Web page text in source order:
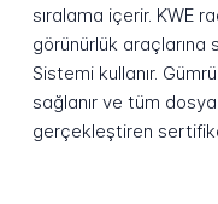
sıralama içerir. KWE
görünürlük araçlarına
Sistemi kullanır.
sağlanır ve tüm
gerçekleştiren